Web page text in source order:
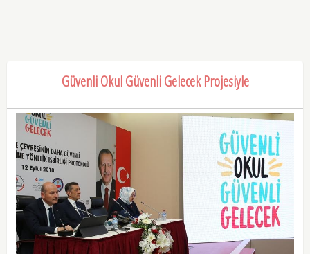
Güvenli Okul Güvenli Gelecek Projesiyle